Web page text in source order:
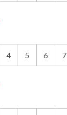
4 5 6 7